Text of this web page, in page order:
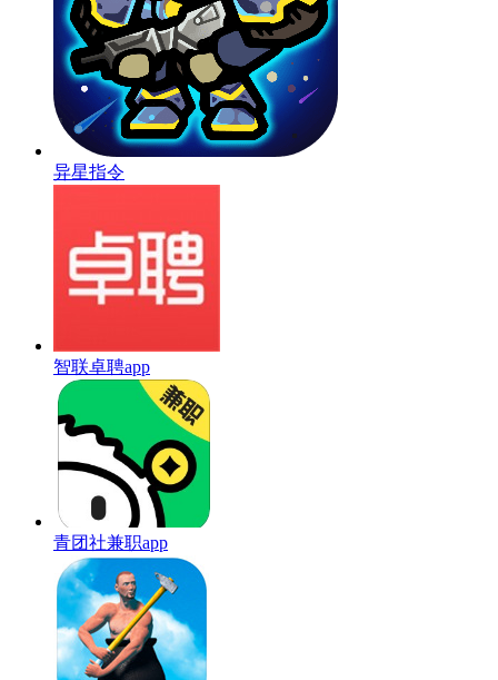
异星指令
智联卓聘app
青团社兼职app